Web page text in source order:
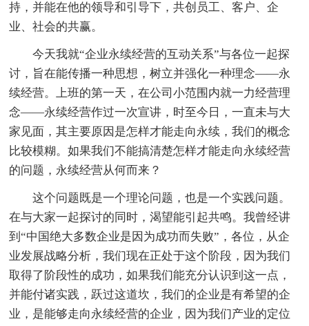
持，并能在他的领导和引导下，共创员工、客户、企
业、社会的共赢。
今天我就“企业永续经营的互动关系”与各位一起探
讨，旨在能传播一种思想，树立并强化一种理念——永
续经营。上班的第一天，在公司小范围内就一力经营理
念——永续经营作过一次宣讲，时至今日，一直未与大
家见面，其主要原因是怎样才能走向永续，我们的概念
比较模糊。如果我们不能搞清楚怎样才能走向永续经营
的问题，永续经营从何而来？
这个问题既是一个理论问题，也是一个实践问题。
在与大家一起探讨的同时，渴望能引起共鸣。我曾经讲
到“中国绝大多数企业是因为成功而失败”，各位，从企
业发展战略分析，我们现在正处于这个阶段，因为我们
取得了阶段性的成功，如果我们能充分认识到这一点，
并能付诸实践，跃过这道坎，我们的企业是有希望的企
业，是能够走向永续经营的企业，因为我们产业的定位